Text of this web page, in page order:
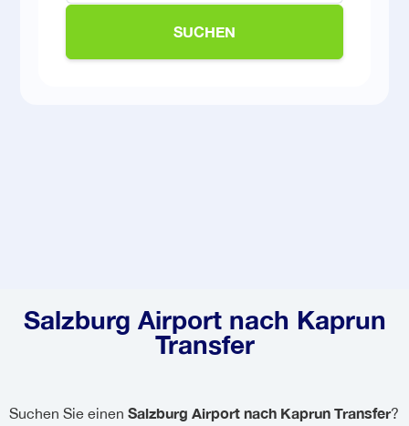
SUCHEN
Salzburg Airport nach Kaprun
Transfer
Suchen Sie einen Salzburg Airport nach Kaprun Transfer?